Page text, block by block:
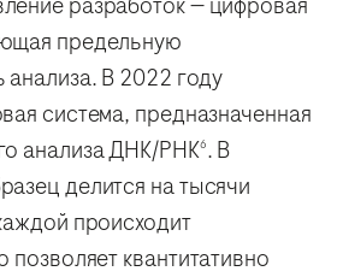
предельную
анализа. В 2022 году
система, предназначенная
анализа ДНК/РНК6. В
делится на тысячи
происходит
позволяет квантитативно